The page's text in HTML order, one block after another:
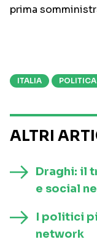
prima
ITALIA POLITICA
ALTRI
Draghi: il
e social
I politici
network